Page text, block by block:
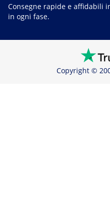
Consegne rapide e affidabili
in ogni fase.
Copyright ©